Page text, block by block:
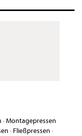
·Montagepressen
· Fließpressen ·